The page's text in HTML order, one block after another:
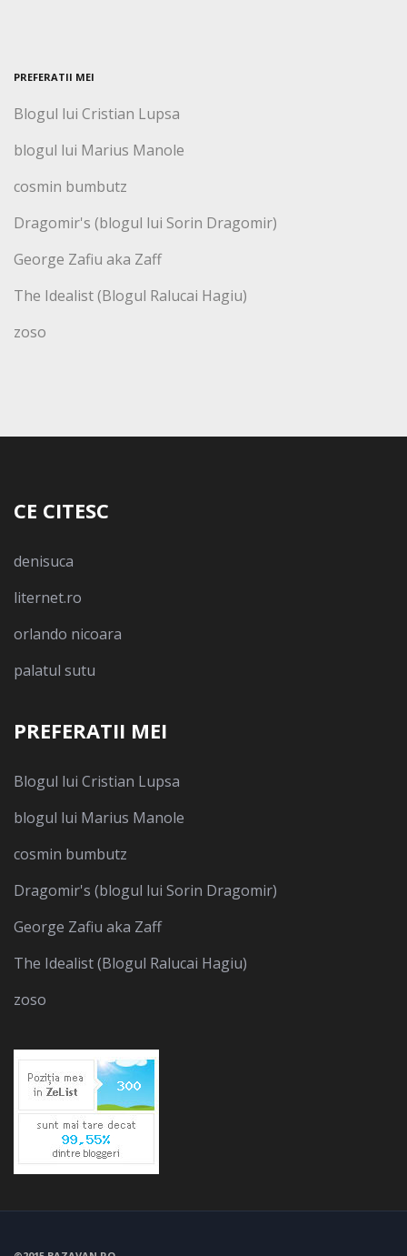
PREFERATII MEI
Blogul lui Cristian Lupsa
blogul lui Marius Manole
cosmin bumbutz
Dragomir's (blogul lui Sorin Dragomir)
George Zafiu aka Zaff
The Idealist (Blogul Ralucai Hagiu)
zoso
CE CITESC
denisuca
liternet.ro
orlando nicoara
palatul sutu
PREFERATII MEI
Blogul lui Cristian Lupsa
blogul lui Marius Manole
cosmin bumbutz
Dragomir's (blogul lui Sorin Dragomir)
George Zafiu aka Zaff
The Idealist (Blogul Ralucai Hagiu)
zoso